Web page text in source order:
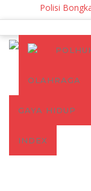
Polisi Bongkar
OLAHRAGA
GAYA HIDUP
INDEX